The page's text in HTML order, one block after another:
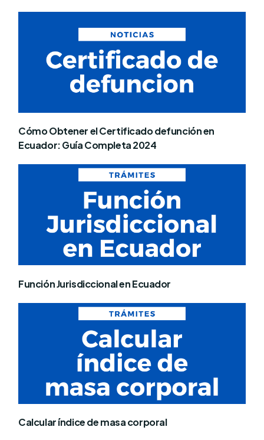
Cómo Obtener el Certificado defunción en
Ecuador: Guía Completa 2024
Función Jurisdiccional en Ecuador
Calcular índice de masa corporal